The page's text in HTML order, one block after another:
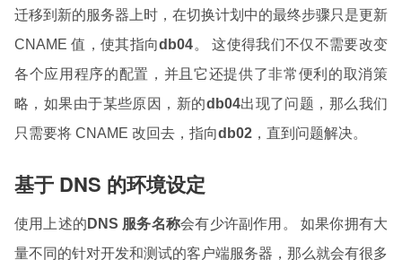
迁移到新的服务器上时，在切换计划中的最终步骤只是更新
CNAME 值，使其指向db04。 这使得我们不仅不需要改变
各个应用程序的配置，并且它还提供了非常便利的取消策
略，如果由于某些原因，新的db04出现了问题，那么我们
只需要将 CNAME 改回去，指向db02 ，直到问题解决。
基于 DNS 的环境设定
使用上述的 DNS 服务名称会有少许副作用。 如果你拥有大
量不同的针对开发和测试的客户端服务器，那么就会有很多